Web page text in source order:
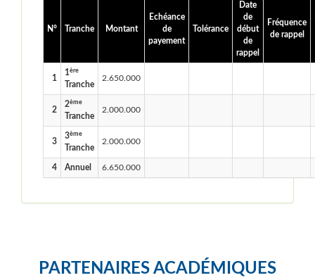
N° Tranche Montant
Echéance
de
payement
Tolérance
Date
de
début
de
rappel
Fréquence
de rappel
1
1ère
Tranche
2.650.000
2
2ème
Tranche
2.000.000
3
3ème
Tranche
2.000.000
4 Annuel 6.650.000
PARTENAIRES ACADÉMIQUES